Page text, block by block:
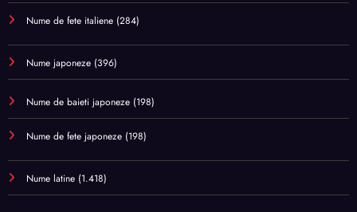
Nume de fete italiene (284)
Nume japoneze (396)
Nume de baieti japoneze (198)
Nume de fete japoneze (198)
Nume latine (1.418)